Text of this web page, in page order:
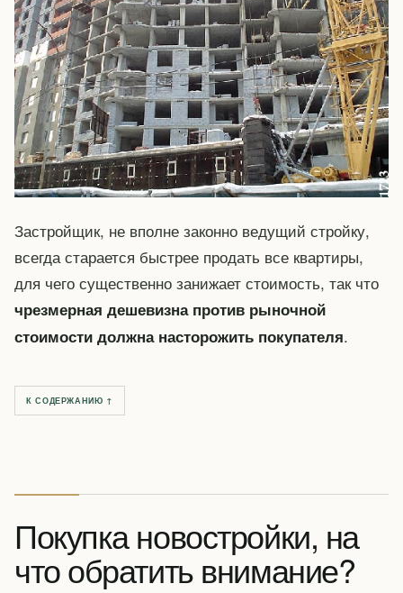
Застройщик, не вполне законно ведущий стройку,
всегда старается быстрее продать все квартиры,
для чего существенно занижает стоимость, так что
чрезмерная дешевизна против рыночной
стоимости должна насторожить покупателя.
К СОДЕРЖАНИЮ ↑
Покупка новостройки, на
что обратить внимание?